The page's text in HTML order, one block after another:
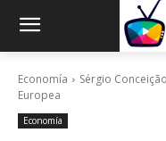
Economía
Sérgio
Europea
Economía